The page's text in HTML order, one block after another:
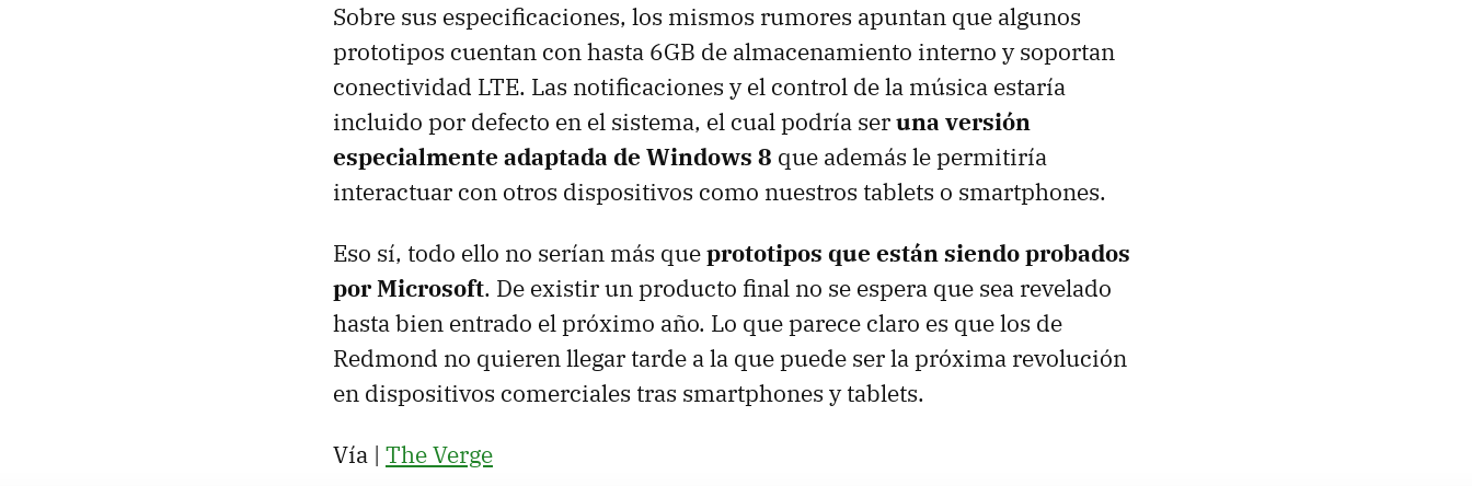
Sobre sus especificaciones, los mismos rumores apuntan que algunos
prototipos cuentan con hasta 6GB de almacenamiento interno y soportan
conectividad LTE. Las notificaciones y el control de la música estaría
incluido por defecto en el sistema, el cual podría seruna versión
especialmente adaptada de Windows 8 que además le permitiría
interactuar con otros dispositivos como nuestros tablets o smartphones.
Eso sí, todo ello no serían más queprototipos que están siendo probados
por Microsoft. De existir un producto final no se espera que sea revelado
hasta bien entrado el próximo año. Lo que parece claro es que los de
Redmond no quieren llegar tarde a la que puede ser la próxima revolución
en dispositivos comerciales tras smartphones y tablets.
Vía | The Verge